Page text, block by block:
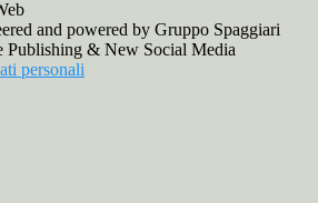
and powered by Gruppo Spaggiari
Publishing & New Social Media
personali